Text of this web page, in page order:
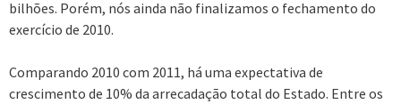
bilhões. Porém, nós ainda não finalizamos o fechamento do
exercício de 2010.
Comparando 2010 com 2011, há uma expectativa de
crescimento de 10% da arrecadação total do Estado. Entre os